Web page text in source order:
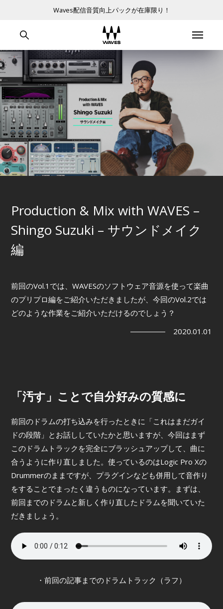
Waves配信音質向上パックが在庫限り！
Production & Mix with WAVES –
Shingo Suzuki – サウンドメイク
編
前回のVol.1では、WAVESのソフトウェア音源を使って楽曲
のプリプロ編をご紹介いただきましたが、今回のVol.2では
どのような作業をご紹介いただけるのでしょう？
2020.01.01
「汚す」ことで自分好みの質感に
前回のドラムの打ち込みを行ったときに「これはまだガイ
ドの段階」とお話ししていたかと思いますが、今回はまず
このドラムトラックを完全にブラッシュアップして、曲に
合うように作り直しました。使っているのはLogic Pro Xの
Drummerのままですが、プラグインなども併用して音作り
をすることでまったく違うものになっています。まずは、
前回までのドラムと新しく作り直したドラムを聞いていた
だきましょう。
・前回の記事までのドラムトラック（ラフ）